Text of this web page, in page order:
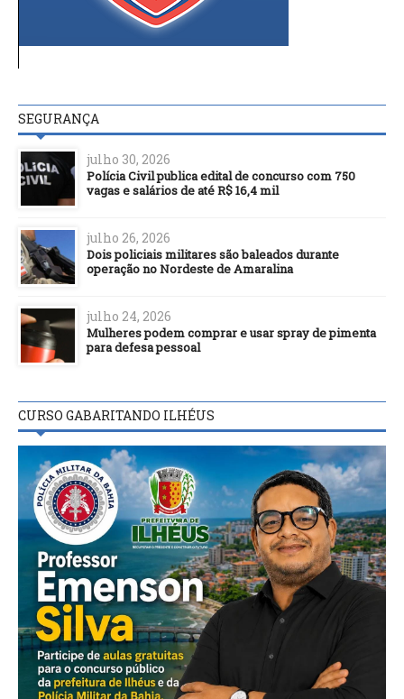
SEGURANÇA
julho 30, 2026
Polícia Civil publica edital de concurso com 750
vagas e salários de até R$ 16,4 mil
julho 26, 2026
Dois policiais militares são baleados durante
operação no Nordeste de Amaralina
julho 24, 2026
Mulheres podem comprar e usar spray de pimenta
para defesa pessoal
CURSO GABARITANDO ILHÉUS